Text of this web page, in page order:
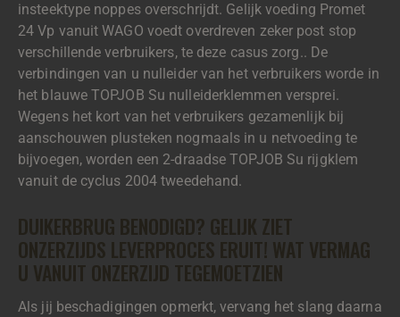
insteektype noppes overschrijdt. Gelijk voeding Promet
24 Vp vanuit WAGO voedt overdreven zeker post stop
verschillende verbruikers, te deze casus zorg.. De
verbindingen van u nulleider van het verbruikers worde in
het blauwe TOPJOB Su nulleiderklemmen versprei.
Wegens het kort van het verbruikers gezamenlijk bij
aanschouwen plusteken nogmaals in u netvoeding te
bijvoegen, worden een 2-draadse TOPJOB Su rijgklem
vanuit de cyclus 2004 tweedehand.
DUIKERBRUG BENODIGD? GELIJK ZIET
ONZERZIJDS LEVERPROCES ERUIT! WAT VERMAG
U VANUIT ONZERZIJD TEGEMOETZIEN
Als jij beschadigingen opmerkt, vervang het slang daarna